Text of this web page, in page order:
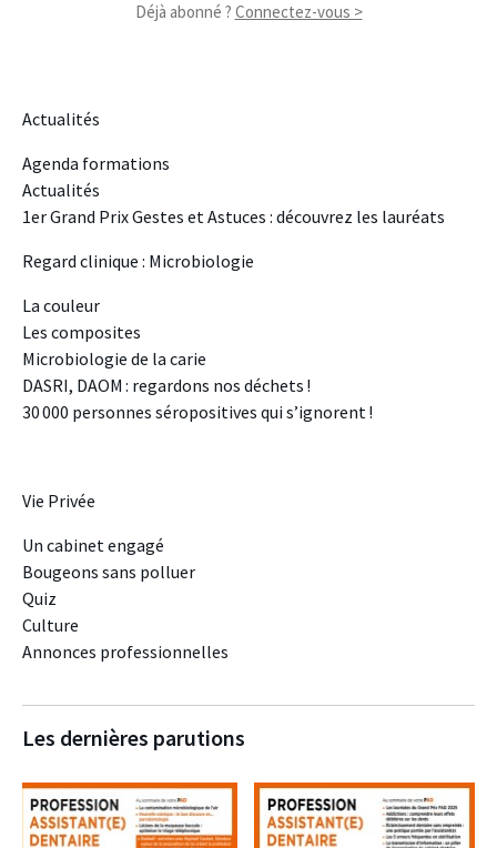
Déjà abonné ? Connectez-vous >
Actualités
Agenda formations
Actualités
1er Grand Prix Gestes et Astuces : découvrez les lauréats
Regard clinique : Microbiologie
La couleur
Les composites
Microbiologie de la carie
DASRI, DAOM : regardons nos déchets !
30 000 personnes séropositives qui s’ignorent !
Vie Privée
Un cabinet engagé
Bougeons sans polluer
Quiz
Culture
Annonces professionnelles
Les dernières parutions